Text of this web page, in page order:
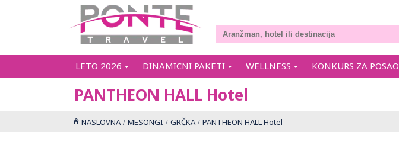
LETO 2026 DINAMICNI PAKETI WELLNESS KONKURS ZA POSAO
PANTHEON HALL Hotel
NASLOVNA MESONGI GRČKA PANTHEON HALL Hotel